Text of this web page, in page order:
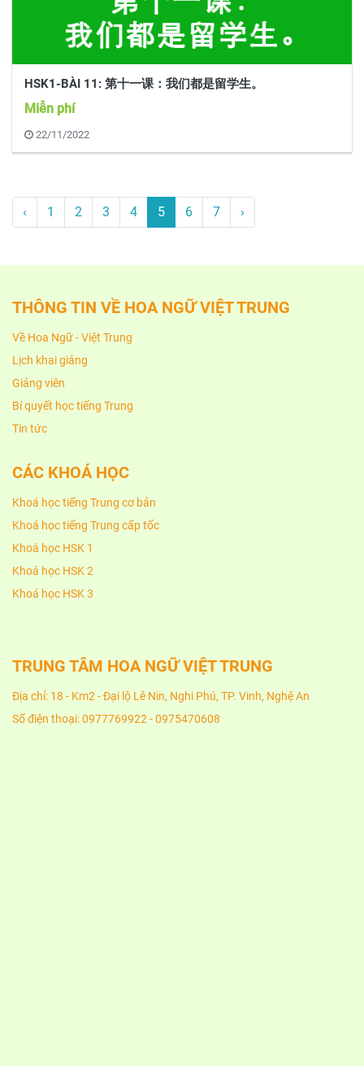
HSK1-BÀI 11: 第十一课：我们都是留学生。
Miễn phí
22/11/2022
‹ 1 2 3 4 5 6 7 ›
THÔNG TIN VỀ HOA NGỮ VIỆT TRUNG
Về Hoa Ngữ - Việt Trung
Lịch khai giảng
Giảng viên
Bí quyết học tiếng Trung
Tin tức
CÁC KHOÁ HỌC
Khoá học tiếng Trung cơ bản
Khoá học tiếng Trung cấp tốc
Khoá học HSK 1
Khoá học HSK 2
Khoá học HSK 3
TRUNG TÂM HOA NGỮ VIỆT TRUNG
Địa chỉ: 18 - Km2 - Đại lộ Lê Nin, Nghi Phú, TP. Vinh, Nghệ An
Số điện thoại: 0977769922 - 0975470608